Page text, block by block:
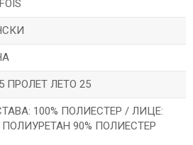
ПРОЛЕТ ЛЕТО 25
100% ПОЛИЕСТЕР / ЛИЦЕ:
ПОЛИУРЕТАН 90% ПОЛИЕСТЕР